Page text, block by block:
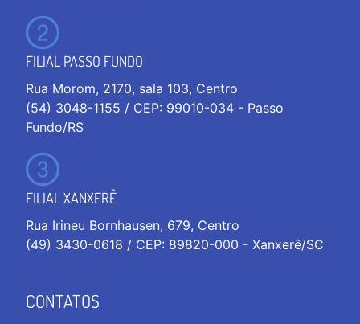
FILIAL PASSO FUNDO
Rua Morom, 2170, sala 103, Centro
(54) 3048-1155 / CEP: 99010-034 - Passo
Fundo/RS
FILIAL XANXERÊ
Rua Irineu Bornhausen, 679, Centro
(49) 3430-0618 / CEP: 89820-000 - Xanxerê/SC
CONTATOS